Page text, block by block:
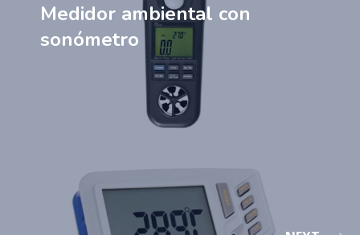
Medidor ambiental con
sonómetro